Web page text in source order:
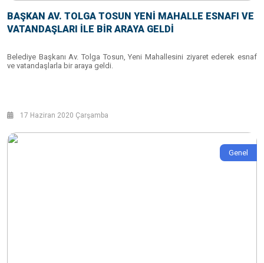
BAŞKAN AV. TOLGA TOSUN YENİ MAHALLE ESNAFI VE
VATANDAŞLARI İLE BİR ARAYA GELDİ
Belediye Başkanı Av. Tolga Tosun, Yeni Mahallesini ziyaret ederek esnaf
ve vatandaşlarla bir araya geldi.
17 Haziran 2020 Çarşamba
Genel